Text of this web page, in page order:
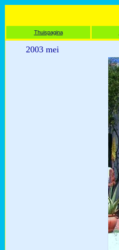
Thuispagina
2003 mei